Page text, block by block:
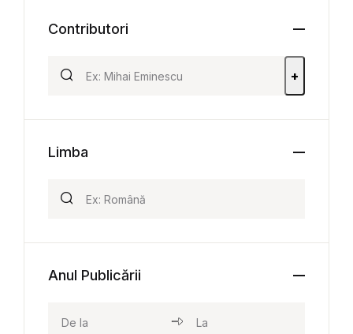
Contributori
+
Limba
Anul Publicării